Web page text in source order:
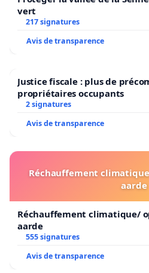
vert
217 signatures
Avis de transparence
Justice fiscale : plus de
propriétaires occupants
2 signatures
Avis de transparence
Réchauffement
aarde
Réchauffement climatique/
aarde
555 signatures
Avis de transparence